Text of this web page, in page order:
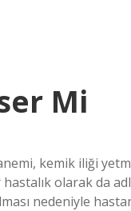
Mi
kemik iliği
olarak da
nedeniyle